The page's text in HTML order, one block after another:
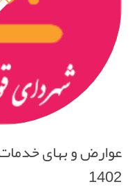
عوارض و بهای
1402